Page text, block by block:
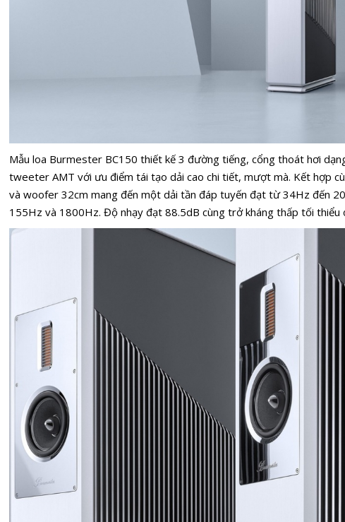
Mẫu loa Burmester BC150 thiết kế 3 đường tiếng, cổng thoát hơi
tweeter AMT với ưu điểm tái tạo dải cao chi tiết, mượt mà. Kết hợp
và woofer 32cm mang đến một dải tần đáp tuyến đạt từ 34Hz đến
155Hz và 1800Hz. Độ nhạy đạt 88.5dB cùng trở kháng thấp tối thiểu